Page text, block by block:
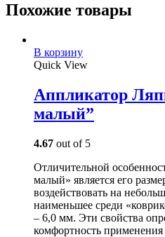
Похожие товары
В корзину
Quick View
Аппликатор
малый”
4.67 out of 5
Отличительной
малый» является его
воздействовать на
наименьшее среди
– 6,0 мм. Эти свойства
комфортность применения